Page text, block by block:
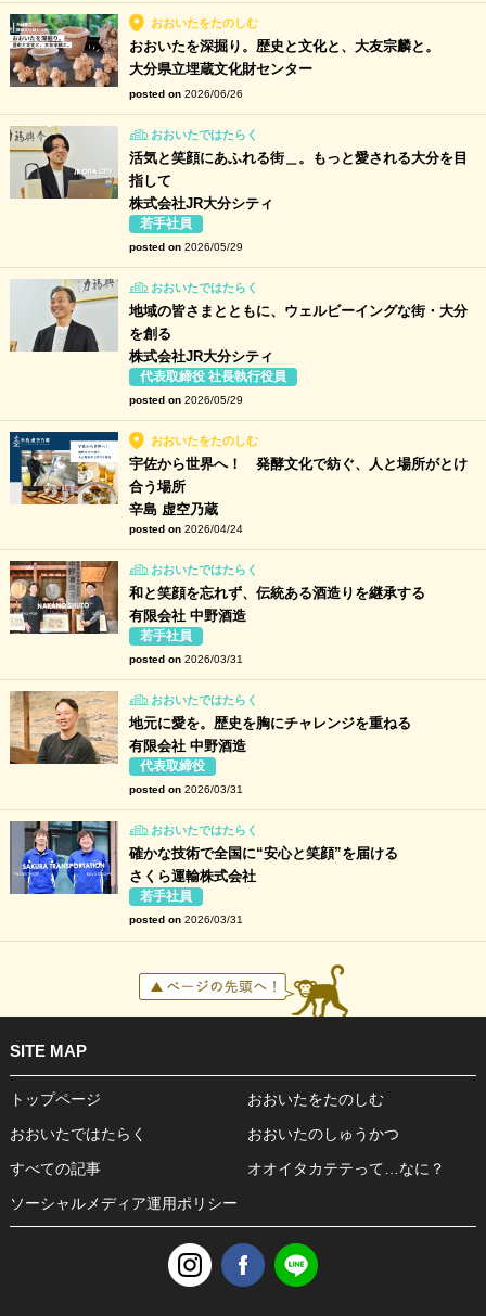
おおいたをたのしむ
おおいたを深掘り。歴史と文化と、大友宗麟と。
大分県立埋蔵文化財センター
posted on 2026/06/26
おおいたではたらく
活気と笑顔にあふれる街＿。もっと愛される大分を目
指して
株式会社JR大分シティ
若手社員
posted on 2026/05/29
おおいたではたらく
地域の皆さまとともに、ウェルビーイングな街・大分
を創る
株式会社JR大分シティ
代表取締役 社長執行役員
posted on 2026/05/29
おおいたをたのしむ
宇佐から世界へ！ 発酵文化で紡ぐ、人と場所がとけ
合う場所
辛島 虚空乃蔵
posted on 2026/04/24
おおいたではたらく
和と笑顔を忘れず、伝統ある酒造りを継承する
有限会社 中野酒造
若手社員
posted on 2026/03/31
おおいたではたらく
地元に愛を。歴史を胸にチャレンジを重ねる
有限会社 中野酒造
代表取締役
posted on 2026/03/31
おおいたではたらく
確かな技術で全国に“安心と笑顔”を届ける
さくら運輸株式会社
若手社員
posted on 2026/03/31
SITE MAP
トップページ
おおいたをたのしむ
おおいたではたらく
おおいたのしゅうかつ
すべての記事
オオイタカテテって…なに？
ソーシャルメディア運用ポリシー